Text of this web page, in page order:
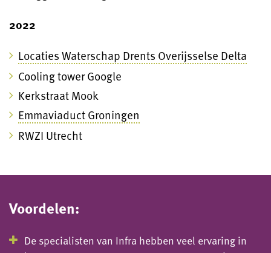
2022
Locaties Waterschap Drents Overijsselse Delta
Cooling tower Google
Kerkstraat Mook
Emmaviaduct Groningen
RWZI Utrecht
Voordelen:
De specialisten van Infra hebben veel ervaring in